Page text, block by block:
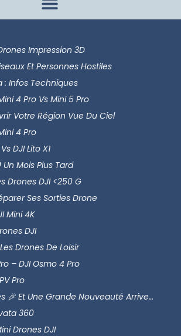
Impression 3D
Et Personnes Hostiles
: Infos Techniques
4 Pro Vs Mini 5 Pro
Votre Région Vue Du Ciel
4 Pro
DJI Lito X1
Mois Plus Tard
Drones DJI <250 G
Ses Sorties Drone
Mini 4K
DJI
Drones De Loisir
– DJI Osmo 4 Pro
Pro
🎉 Et Une Grande Nouveauté Arrive…
360
Drones DJI